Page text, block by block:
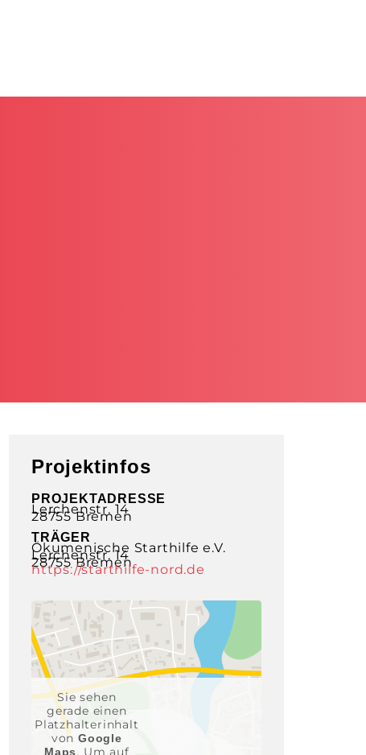
Projektinfos
PROJEKTADRESSE
Lerchenstr. 14
28755 Bremen
TRÄGER
Ökumenische Starthilfe e.V.
Lerchenstr. 14
28755 Bremen
https://starthilfe-nord.de
Sie sehen
gerade einen
Platzhalterinhalt
vonGoogle
Maps